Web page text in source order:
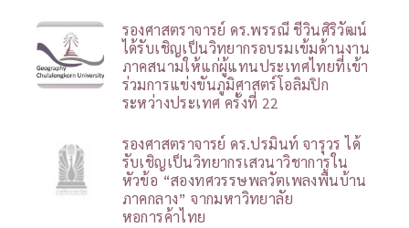
รองศาสตราจารย์ ดร.พรรณี ชีวินศิริวัฒน์
ได้รับเชิญเป็นวิทยากรอบรมเข้มด้านงาน
ภาคสนามให้แก่ผู้แทนประเทศไทยที่เข้า
ร่วมการแข่งขันภูมิศาสตร์โอลิมปิก
ระหว่างประเทศ ครั้งที่ 22
รองศาสตราจารย์ ดร.ปรมินท์ จารุวร ได้
รับเชิญเป็นวิทยากรเสวนาวิชาการใน
หัวข้อ “สองทศวรรษพลวัตเพลงพื้นบ้าน
ภาคกลาง” จากมหาวิทยาลัย
หอการค้าไทย